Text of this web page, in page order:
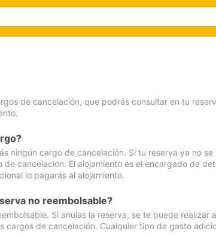
de cancelación, que podrás consultar en tu
ningún cargo de cancelación. Si tu reserva ya no se
cancelación. El alojamiento es el encargado de
lo pagarás al alojamiento.
no reembolsable?
Si anulas la reserva, se te puede realizar
cargos de cancelación. Cualquier tipo de gasto